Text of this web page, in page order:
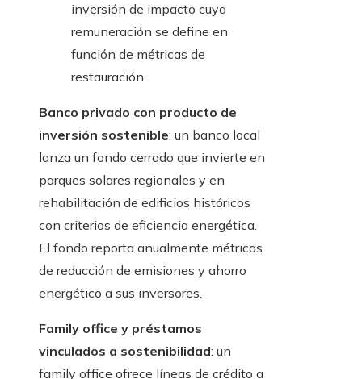
inversión de impacto cuya
remuneración se define en
función de métricas de
restauración.
Banco privado con producto de
inversión sostenible: un banco local
lanza un fondo cerrado que invierte en
parques solares regionales y en
rehabilitación de edificios históricos
con criterios de eficiencia energética.
El fondo reporta anualmente métricas
de reducción de emisiones y ahorro
energético a sus inversores.
Family office y préstamos
vinculados a sostenibilidad: un
family office ofrece líneas de crédito a